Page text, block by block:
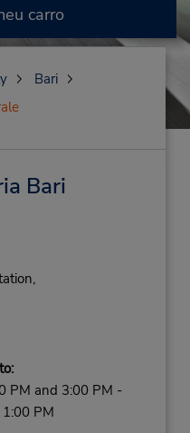
carro
Bari
Bari
PM and 3:00 PM -
PM